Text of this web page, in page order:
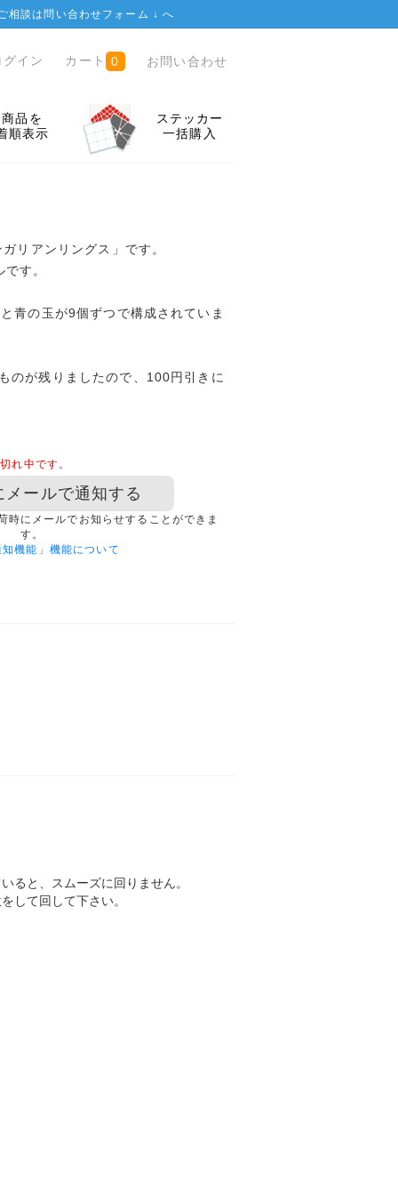
相談は問い合わせフォーム ↓へ
グイン カート 0 お問い合わせ
品を
順表示
ステッカー
一括購入
リアンリングス」です。
す。
青の玉が9個ずつで構成されていま
のが残りましたので、100円引きに
れ中です。
メールで通知する
時にメールでお知らせすることができま
す。
知機能」機能について
ると、スムーズに回りません。
して回して下さい。